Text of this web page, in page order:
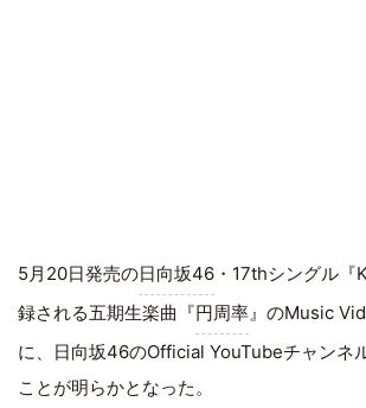
5月20日発売の日向坂46 ・17thシングル
録される五期生楽曲『円周率』のMusic
に、日向坂46のOfficial YouTubeチャンネ
ことが明らかとなった。